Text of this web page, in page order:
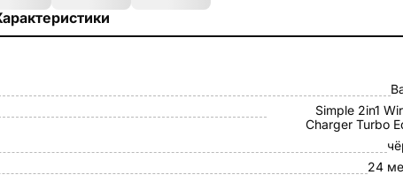
Simple 2in1
Charger Turbo
24